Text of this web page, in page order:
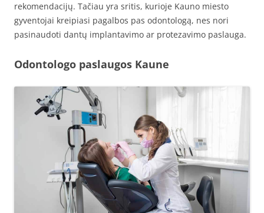
rekomendacijų. Tačiau yra sritis, kurioje Kauno miesto
gyventojai kreipiasi pagalbos pas odontologą, nes nori
pasinaudoti dantų implantavimo ar protezavimo paslauga.
Odontologo paslaugos Kaune